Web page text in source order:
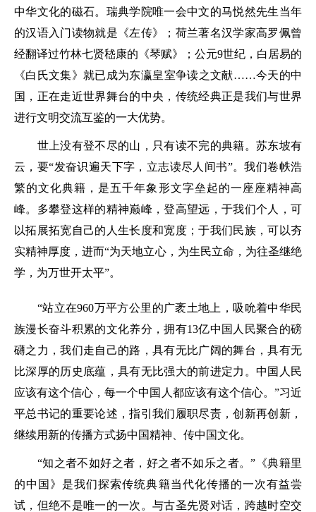
中华文化的磁石。瑞典学院唯一会中文的马悦然先生当年
的汉语入门读物就是《左传》；荷兰著名汉学家高罗佩曾
经翻译过竹林七贤嵇康的《琴赋》；公元9世纪，白居易的
《白氏文集》就已成为东瀛皇室争读之文献……今天的中
国，正在走近世界舞台的中央，传统经典正是我们与世界
进行文明交流互鉴的一大优势。
世上没有登不尽的山，只有读不完的典籍。苏东坡有
云，要“发奋识遍天下字，立志读尽人间书”。我们卷帙浩
繁的文化典籍，是五千年象形文字垒起的一座座精神高
峰。多攀登这样的精神巅峰，登高望远，于我们个人，可
以拓展拓宽自己的人生长度和宽度；于我们民族，可以夯
实精神厚度，进而“为天地立心，为生民立命，为往圣继绝
学，为万世开太平”。
“站立在960万平方公里的广袤土地上，吸吮着中华民
族漫长奋斗积累的文化养分，拥有13亿中国人民聚合的磅
礴之力，我们走自己的路，具有无比广阔的舞台，具有无
比深厚的历史底蕴，具有无比强大的前进定力。中国人民
应该有这个信心，每一个中国人都应该有这个信心。”习近
平总书记的重要论述，指引我们履职尽责，创新再创新，
继续用新的传播方式扬中国精神、传中国文化。
“知之者不如好之者，好之者不如乐之者。”《典籍里
的中国》是我们探索传统典籍当代化传播的一次有益尝
试，但绝不是唯一的一次。与古圣先贤对话，跨越时空交